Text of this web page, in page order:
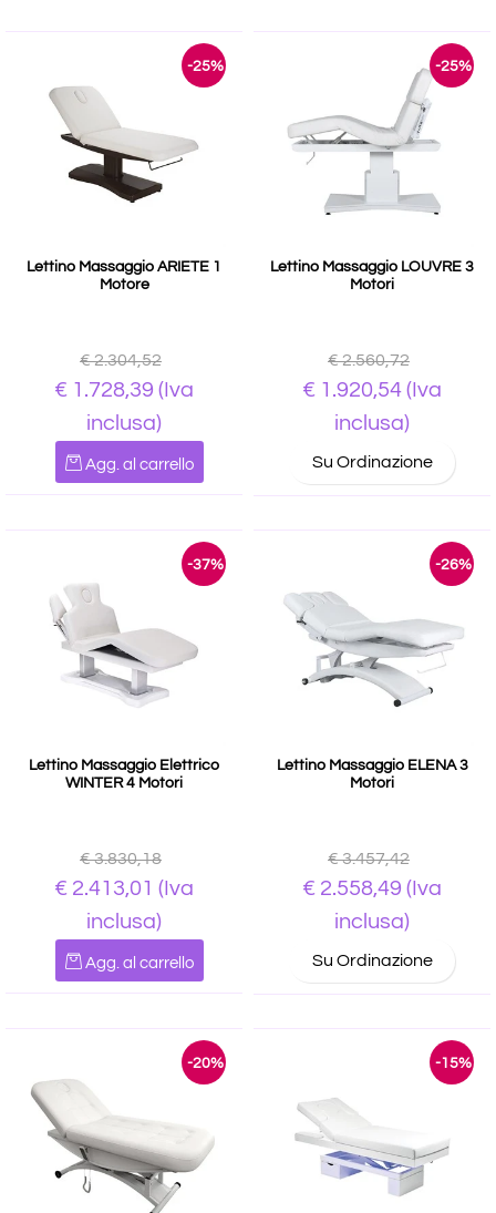
-25%
Lettino Massaggio ARIETE 1
Motore
€ 2.304,52
€ 1.728,39 (Iva
inclusa)
Agg. al carrello
-25%
Lettino Massaggio LOUVRE 3
Motori
€ 2.560,72
€ 1.920,54 (Iva
inclusa)
Su Ordinazione
-37%
Lettino Massaggio Elettrico
WINTER 4 Motori
€ 3.830,18
€ 2.413,01 (Iva
inclusa)
Agg. al carrello
-26%
Lettino Massaggio ELENA 3
Motori
€ 3.457,42
€ 2.558,49 (Iva
inclusa)
Su Ordinazione
-20% -15%